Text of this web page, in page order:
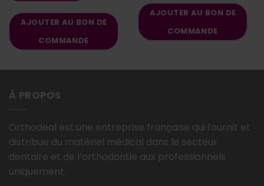
AJOUTER AU BON DE
COMMANDE
AJOUTER AU BON DE
COMMANDE
À PROPOS
Orthodeal est une entreprise française qui fournit et
distribue du matériel médical dans le secteur
dentaire et de l’orthodontie aux professionnels
uniquement.